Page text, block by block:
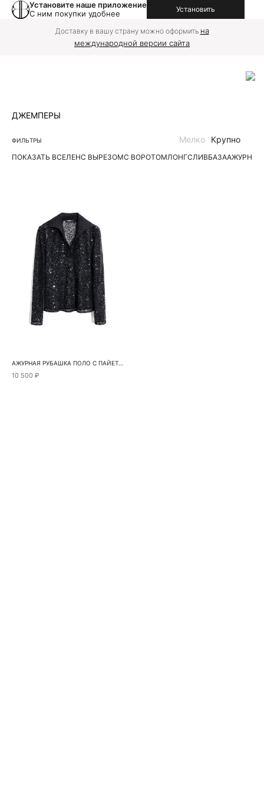
Установите наше приложение
С ним покупки удобнее
Установить
Доставку в вашу страну можно оформить на
международной версии сайта
ДЖЕМПЕРЫ
ФИЛЬТРЫ
ПОКАЗАТЬ ВСЕЛЕНС ВЫРЕЗОМС ВОРОТОМЛОНГСЛИВБАЗААЖУРНЫЕ
Мелко Крупно
АЖУРНАЯ РУБАШКА ПОЛО С ПАЙЕТКАМИ
10 500 ₽